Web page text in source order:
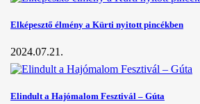
Elképesztő élmény a Kürti nyitott pincékben
2024.07.21.
Elindult a Hajómalom Fesztivál – Gúta